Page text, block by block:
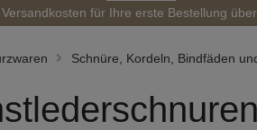
für Ihre erste Bestellung
Schnüre, Kordeln, Bindfäden